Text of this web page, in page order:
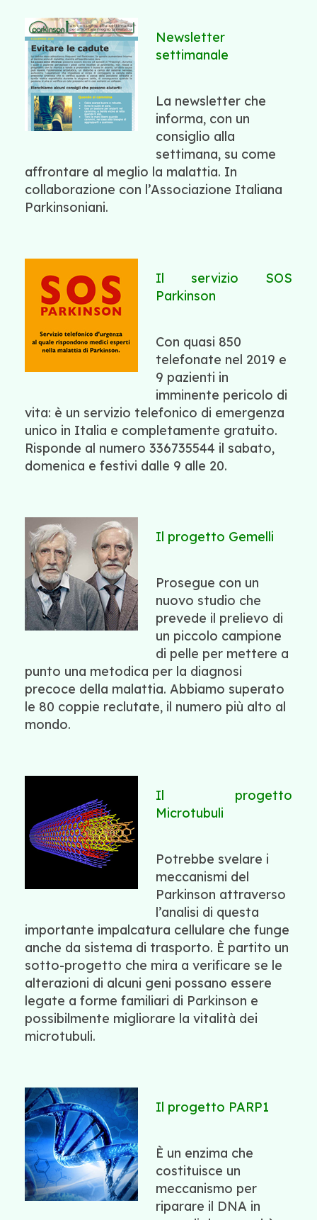
Newsletter
settimanale
La newsletter che
informa, con un
consiglio alla
settimana, su come
affrontare al meglio la malattia. In
collaborazione con l’Associazione Italiana
Parkinsoniani.
Il servizio SOS
Parkinson
Con quasi 850
telefonate nel 2019 e
9 pazienti in
imminente pericolo di
vita: è un servizio telefonico di emergenza
unico in Italia e completamente gratuito.
Risponde al numero 336735544 il sabato,
domenica e festivi dalle 9 alle 20.
Il progetto Gemelli
Prosegue con un
nuovo studio che
prevede il prelievo di
un piccolo campione
di pelle per mettere a
punto una metodica per la diagnosi
precoce della malattia. Abbiamo superato
le 80 coppie reclutate, il numero più alto al
mondo.
Il progetto
Microtubuli
Potrebbe svelare i
meccanismi del
Parkinson attraverso
l’analisi di questa
importante impalcatura cellulare che funge
anche da sistema di trasporto. È partito un
sotto-progetto che mira a verificare se le
alterazioni di alcuni geni possano essere
legate a forme familiari di Parkinson e
possibilmente migliorare la vitalità dei
microtubuli.
Il progetto PARP1
È un enzima che
costituisce un
meccanismo per
riparare il DNA in